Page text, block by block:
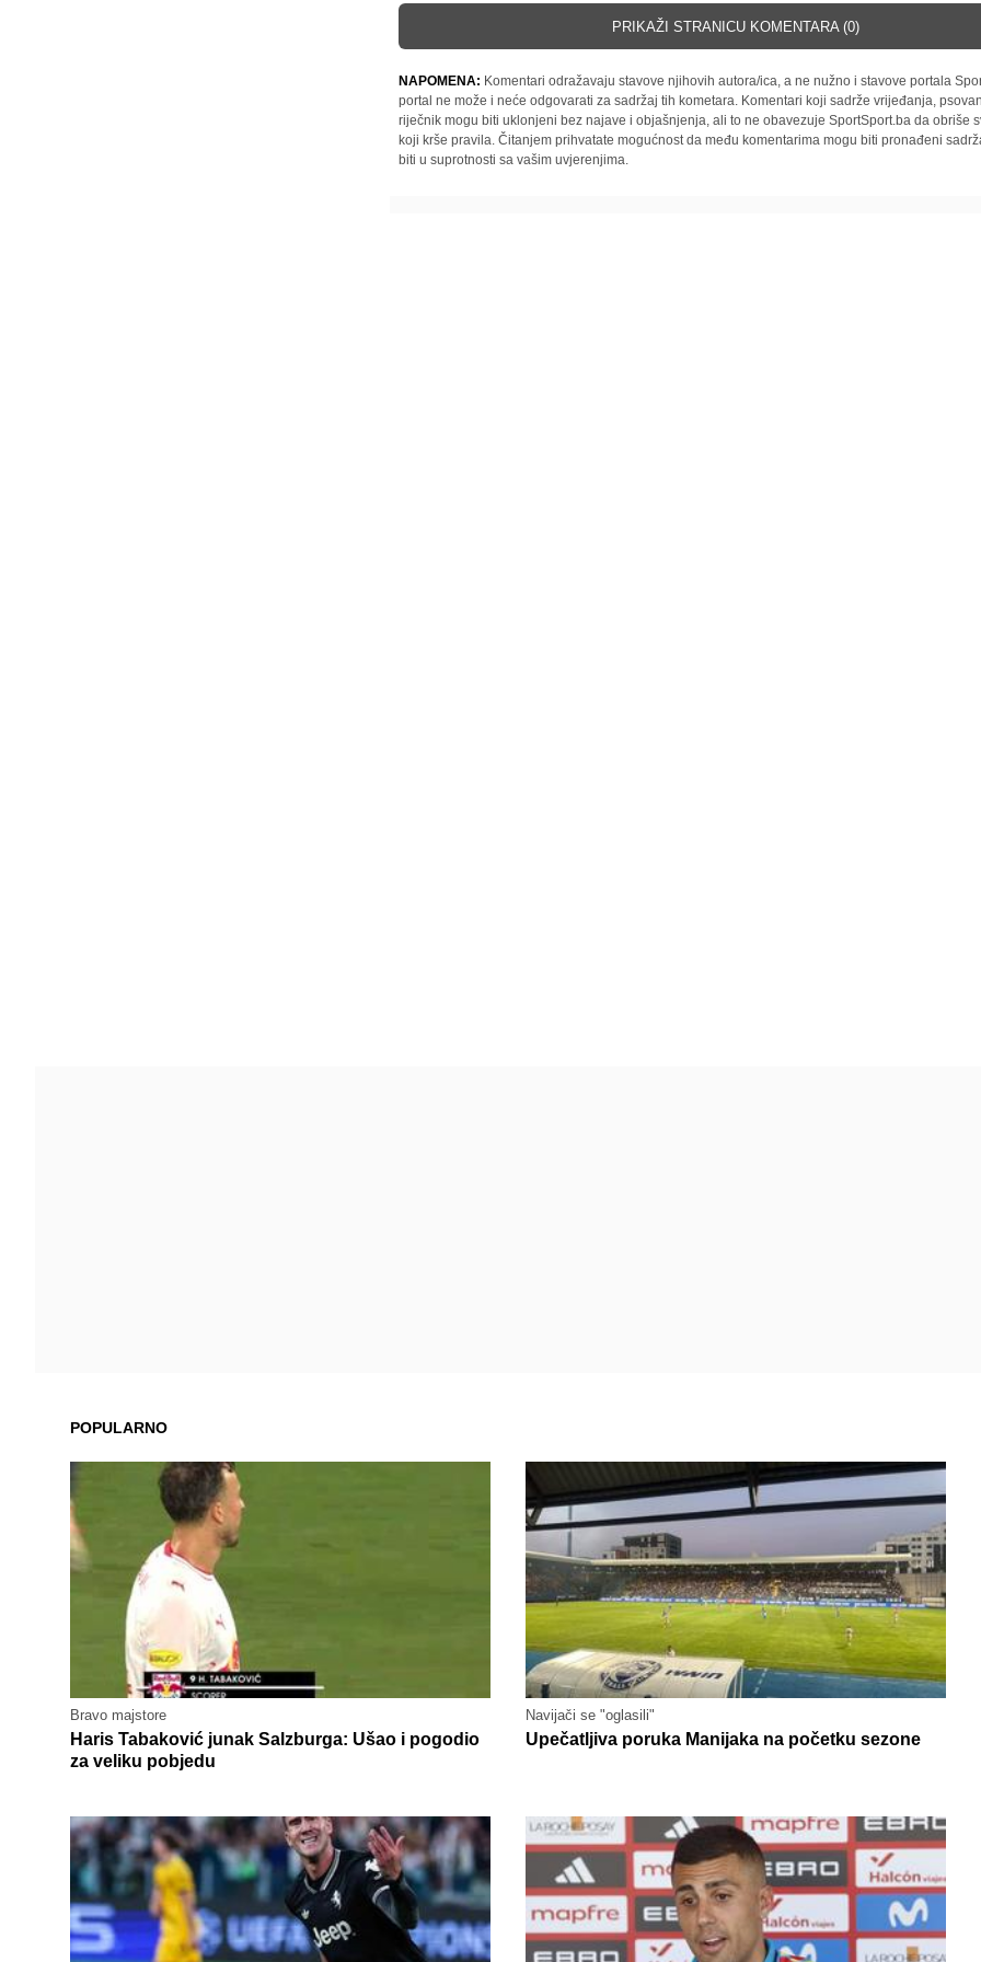
PRIKAŽI STRANICU KOMENTARA (0)
NAPOMENA: Komentari odražavaju stavove njihovih autora/ica, a ne nužno i stavove portala
portal ne može i neće odgovarati za sadržaj tih kometara. Komentari koji sadrže vrijeđanja,
riječnik mogu biti uklonjeni bez najave i objašnjenja, ali to ne obavezuje SportSport.ba da obriše
koji krše pravila. Čitanjem prihvatate mogućnost da među komentarima mogu biti pronađeni
biti u suprotnosti sa vašim uvjerenjima.
POPULARNO
Bravo majstore
Haris Tabaković junak Salzburga: Ušao i pogodio
za veliku pobjedu
Navijači se "oglasili"
Upečatljiva poruka Manijaka na početku sezone